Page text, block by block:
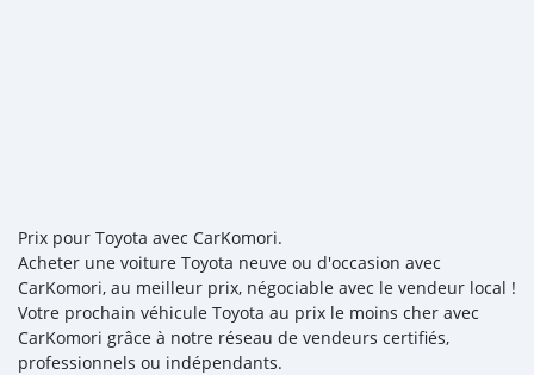
Prix pour Toyota avec CarKomori.
Acheter une voiture Toyota neuve ou d'occasion avec
CarKomori, au meilleur prix, négociable avec le vendeur local !
Votre prochain véhicule Toyota au prix le moins cher avec
CarKomori grâce à notre réseau de vendeurs certifiés,
professionnels ou indépendants.